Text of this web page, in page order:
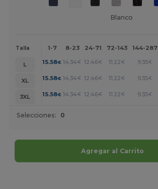
Blanco
Talla 1-7 8-23 24-71 72-143 144-287
L 15.58€ 14.34 € 12.46€ 11.22 € 9.35€
XL
15.58€ 14.34 € 12.46€ 11.22 € 9.35€
3XL
15.58€ 14.34 € 12.46€ 11.22 € 9.35€
Selecciones: 0
Agregar al Carrito